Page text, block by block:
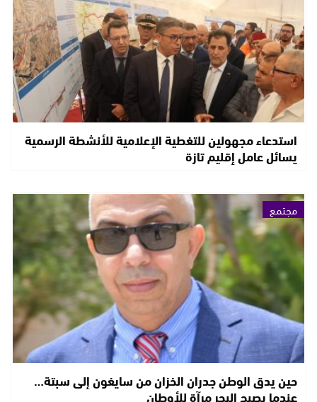
استدعاء مجهولين للتغطية الإعلامية للأنشطة الرسمية
يسائل عامل إقليم تازة
مجتمع
حين يدق الوطن جدران الخزان من سايغون إلى سبتة…
عندما يصبح البحر مرآة للأوطان